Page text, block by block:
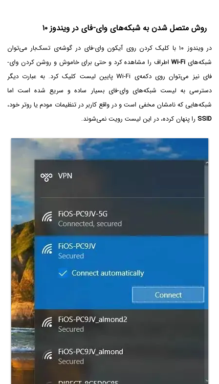
روش متصل شدن به شبکه‌های وای-فای در ویندوز ۱۰
در ویندوز ۱۰ با کلیک کردن روی آیکون وای-فای در گوشه‌ی تسک‌بار می‌توان
شبکه‌های Wi-Fiاطراف را مشاهده کرد و حتی برای خاموش و روشن کردن وای-
فای نیز می‌توان روی دکمه‌ی Wi-Fi پایین لیست کلیک کرد. به عبارت دیگر
دسترسی به لیست شبکه‌های وای-فای بسیار ساده و سریع شده است اما
شبکه‌هایی که نامشان مخفی است و در واقع کاربر در تنظیمات مودم یا روتر خود،
SSID را پنهان کرده، در این لیست رویت نمی‌شوند.